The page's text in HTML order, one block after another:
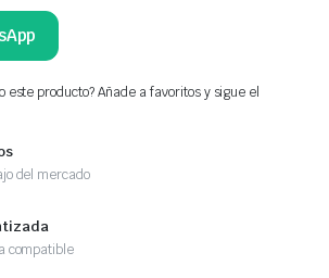
este producto? Añade a favoritos y sigue el
del mercado
compatible